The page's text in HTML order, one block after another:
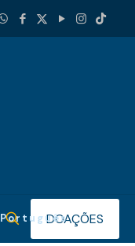
PortuguêsDOAÇÕES